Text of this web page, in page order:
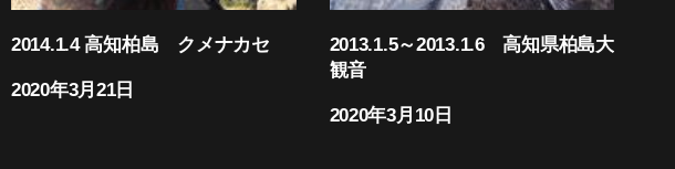
2014.1.4 高知柏島 クメナカセ
2020年3月21日
2013.1.5～2013.1.6 高知県柏島大
観音
2020年3月10日